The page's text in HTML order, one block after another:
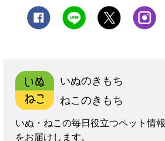
いぬのきもち
ねこのきもち
いぬ・ねこの毎日役立つペット情報
をお届けします。